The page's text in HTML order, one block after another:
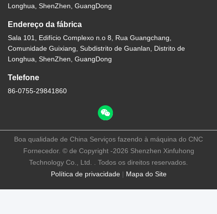
Longhua, ShenZhen, GuangDong
Endereço da fábrica
Sala 101, Edifício Complexo n.o 8, Rua Guangchang,
Comunidade Guixiang, Subdistrito de Guanlan, Distrito de
Longhua, ShenZhen, GuangDong
Telefone
86-0755-29841860
Política de privacidade| Mapa do Site
Boa qualidade de China Serviços fazendo à máquina do CNC
Fornecedor. © de Copyright -2026 Shenzhen Xinfuhong
Technology Co., Ltd. . Todos os direitos reservados.